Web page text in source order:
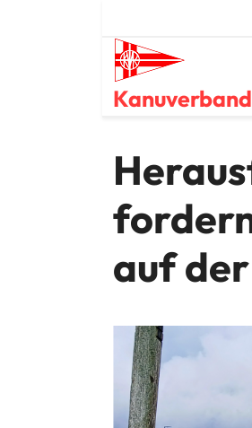
content
auf